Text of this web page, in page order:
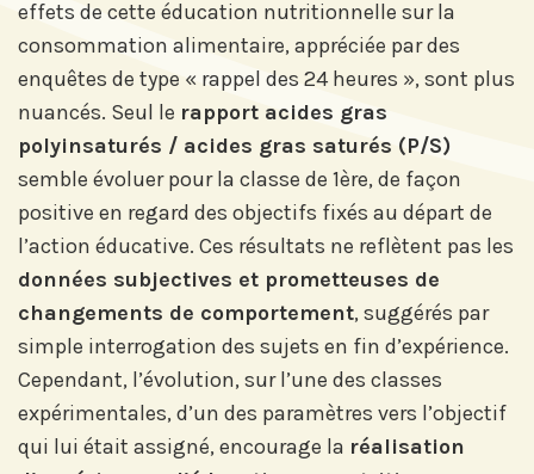
effets de cette éducation nutritionnelle sur la
consommation alimentaire, appréciée par des
enquêtes de type « rappel des 24 heures », sont plus
nuancés. Seul le rapport acides gras
polyinsaturés / acides gras saturés (P/S)
semble évoluer pour la classe de 1ère, de façon
positive en regard des objectifs fixés au départ de
l’action éducative. Ces résultats ne reflètent pas les
données subjectives et prometteuses de
changements de comportement, suggérés par
simple interrogation des sujets en fin d’expérience.
Cependant, l’évolution, sur l’une des classes
expérimentales, d’un des paramètres vers l’objectif
qui lui était assigné, encourage la réalisation